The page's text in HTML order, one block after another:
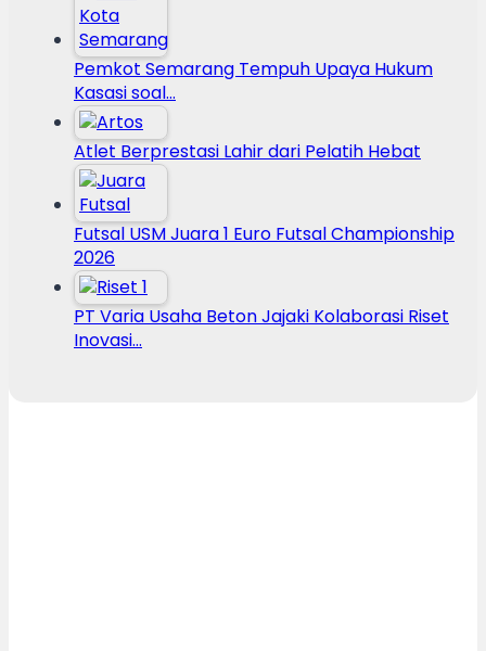
Pemkot Semarang Tempuh Upaya Hukum
Kasasi soal…
Atlet Berprestasi Lahir dari Pelatih Hebat
Futsal USM Juara 1 Euro Futsal Championship
2026
PT Varia Usaha Beton Jajaki Kolaborasi Riset
Inovasi…